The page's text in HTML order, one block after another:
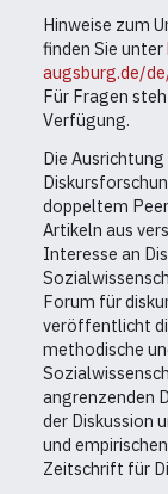
Hinweise zum
finden Sie unter
augsburg.de/
Für Fragen
Verfügung.
Die
doppeltem
Artikeln aus
Interesse an
Forum für
veröffentlicht
methodische
angrenzenden
der Diskussion
und
Zeitschrift für